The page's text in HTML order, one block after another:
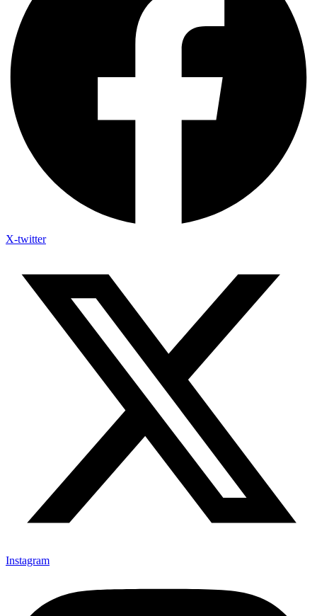
X-twitter
Instagram